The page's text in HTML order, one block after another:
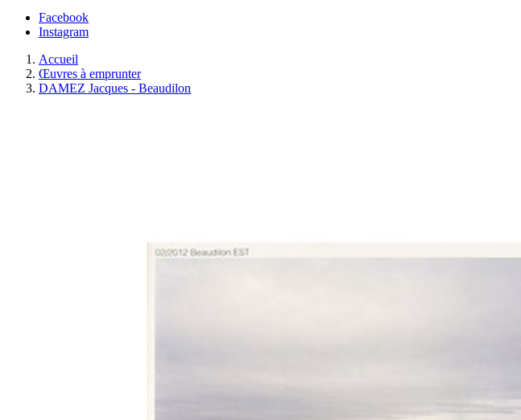
Facebook
Instagram
Accueil
Œuvres à emprunter
DAMEZ Jacques - Beaudilon